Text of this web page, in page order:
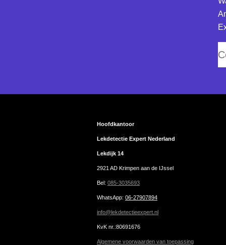
Hoofdkantoor
Lekdetectie Expert Nederland
Lekdijk 14
2921 AD Krimpen aan de IJssel
Bel: 085-3035693
WhatsApp: 06-27907894
info@lekdetectieexpert.nl
KvK nr.:80691676
Algemene voorwaarden van toepassing